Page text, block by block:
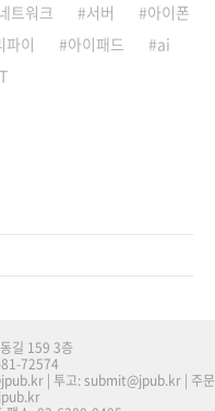
트워크 서버
아이폰
파이 아이패드
ai
길 159 3층
81-72574
| 투고: submit@jpub.kr | 주문